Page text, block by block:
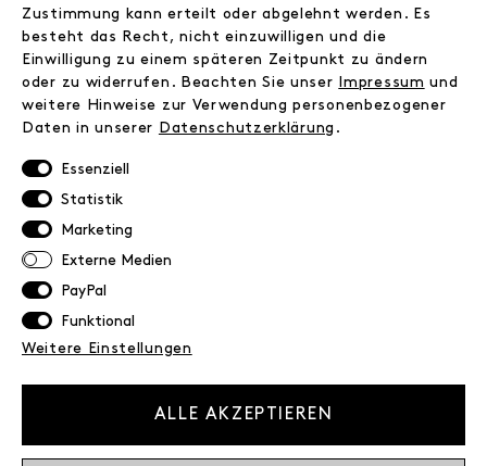
FAQ
Zahlungsinformationen
Versand
Retoure
Datenschutz
AGB
Impressum
NEWSLETTER
Zustimmung kann erteilt oder abgelehnt werden. Es
besteht das Recht, nicht einzuwilligen und die
Einwilligung zu einem späteren Zeitpunkt zu ändern
oder zu widerrufen. Beachten Sie unser
Impressum und
weitere Hinweise zur Verwendung personenbezogener
Daten in unserer
Daten­schutz­erklärung .
Essenziell
Statistik
Marketing
Externe Medien
PayPal
Funktional
Weitere Einstellungen
ALLE AKZEPTIEREN